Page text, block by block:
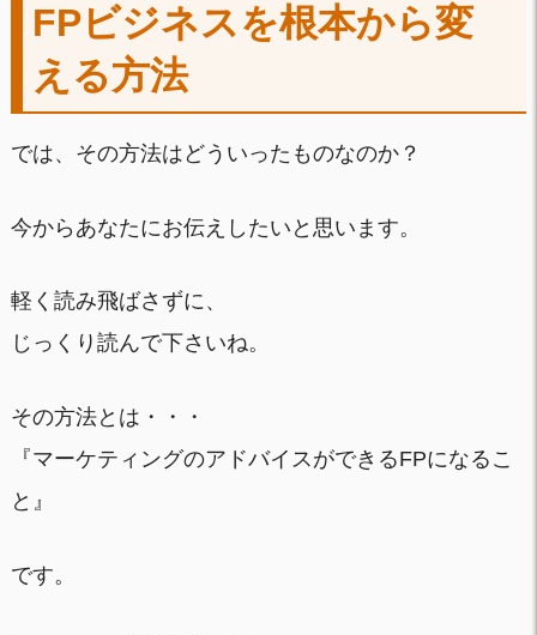
FPビジネスを根本から変
える方法
では、その方法はどういったものなのか？
今からあなたにお伝えしたいと思います。
軽く読み飛ばさずに、
じっくり読んで下さいね。
その方法とは・・・
『マーケティングのアドバイスができるFPになるこ
と』
です。